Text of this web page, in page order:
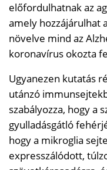
előfordulhatnak az
amely hozzájárulhat
növelve mind az
koronavírus okozta
Ugyanezen kutatás
utánzó
szabályozza, hogy a
gyulladásgátló
hogy a mikroglia
expresszálódott,